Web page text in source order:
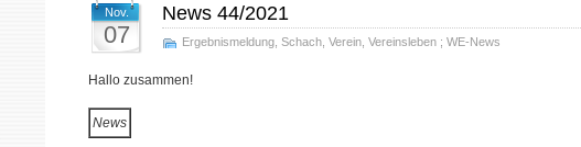
Nov.
07
News 44/2021
Ergebnismeldung Schach Verein Vereinsleben ; WE-News
Hallo zusammen!
News